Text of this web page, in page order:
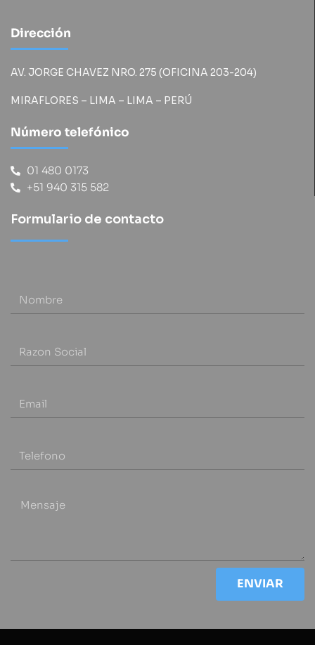
Dirección
AV. JORGE CHAVEZ NRO. 275 (OFICINA 203-204)
MIRAFLORES – LIMA – LIMA – PERÚ
Número telefónico
01 480 0173
+51 940 315 582
Formulario de contacto
ENVIAR